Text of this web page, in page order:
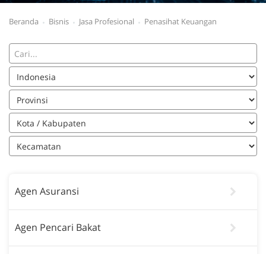
Beranda Bisnis Jasa Profesional Penasihat Keuangan
Agen Asuransi
Agen Pencari Bakat